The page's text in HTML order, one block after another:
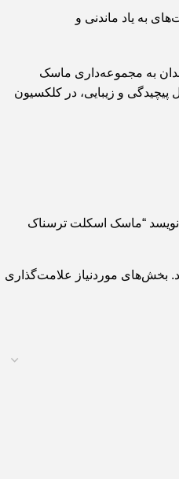
به یاد ماندنی و
به مجموعه‌داری ماسک
پیچیدگی و زیبایی، در کلکسیون
“ماسک اسکلت ترسناک
بخش‌های موردنیاز علامت‌گذاری